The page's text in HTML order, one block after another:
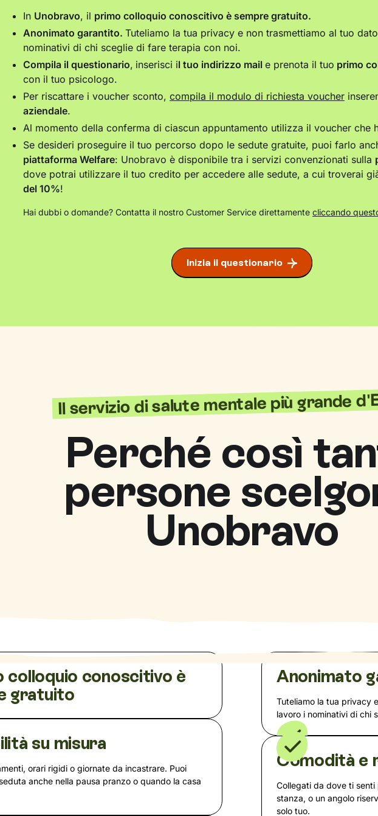
In Unobravo, il primo colloquio conoscitivo è sempre gratuito.
Anonimato garantito. Tuteliamo la tua privacy e non trasmettiamo al tuo
nominativi di chi sceglie di fare terapia con noi.
Compila il questionario, inserisci il tuo indirizzo mail e prenota il tuo primo
con il tuo psicologo.
Per riscattare i voucher sconto, compila il modulo di richiesta voucher
aziendale.
Al momento della conferma di ciascun appuntamento utilizza il voucher che
Se desideri proseguire il tuo percorso dopo le sedute gratuite, puoi farlo
piattaforma Welfare: Unobravo è disponibile tra i servizi convenzionati sulla
dove potrai utilizzare il tuo credito per accedere alle sedute, a cui troverai
del 10%!
Hai dubbi o domande? Contatta il nostro Customer Service direttamente cliccando
Inizia il questionario
Il servizio di salute mentale più grande
Perché così
persone
Unobravo
colloquio conoscitivo è
gratuito
su misura
orari rigidi o giornate da incastrare. Puoi
anche nella pausa pranzo o quando la casa
Anonimato
Tuteliamo la tua privacy
lavoro i nominativi di chi
Comodità e
Collegati da dove ti
stanza, o un angolo
solo tuo.